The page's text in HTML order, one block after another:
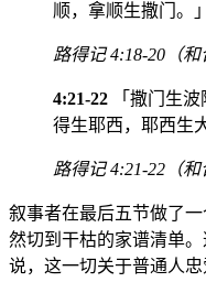
顺，拿顺生撒门。」
路得记 4:18-20（和
4:21-22 「撒门生
得生耶西，耶西生
路得记 4:21-22（和
叙事者在最后五节做了一
然切到干枯的家谱清单
说，这一切关于普通人